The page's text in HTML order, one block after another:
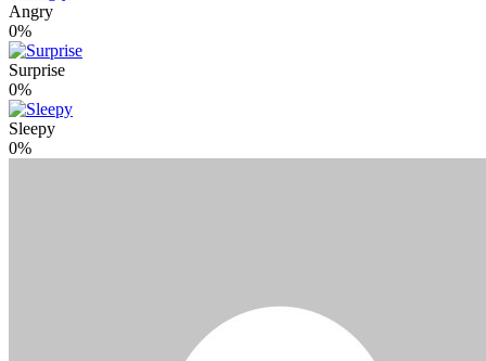
Angry
0%
Surprise
0%
Sleepy
0%